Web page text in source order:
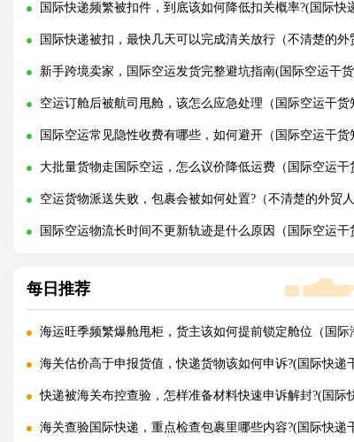
国际快递频繁被扣件，到底该如何降低扣关概率?(国际快
国际快递被扣，最快几天可以完成清关放行（不清楚的外
新手跨境卖家，国际空运发货完整避坑指南(国际空运干
空运订舱后被航司甩舱，该怎么应急处理（国际空运干货
国际空运常见隐性收费有哪些，如何避开（国际空运干货
大批量货物走国际空运，怎么议价降低运费（国际空运干
空运货物派送失败，包裹会被如何处置?（不清楚的外贸人
国际空运物流长时间不更新轨迹是什么原因（国际空运干
每日推荐
海运旺季频繁爆舱甩柜，货主该如何提前锁定舱位（国际
海关估价高于申报货值，快递货物该如何申诉?(国际快递
快递被海关布控查验，怎样准备材料快速申诉解封?(国际
海关查验国际快递，重点检查包裹里哪些内容?(国际快递